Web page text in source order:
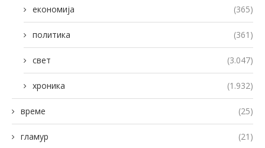
економија (365)
политика (361)
свет (3.047)
хроника (1.932)
време (25)
гламур (21)